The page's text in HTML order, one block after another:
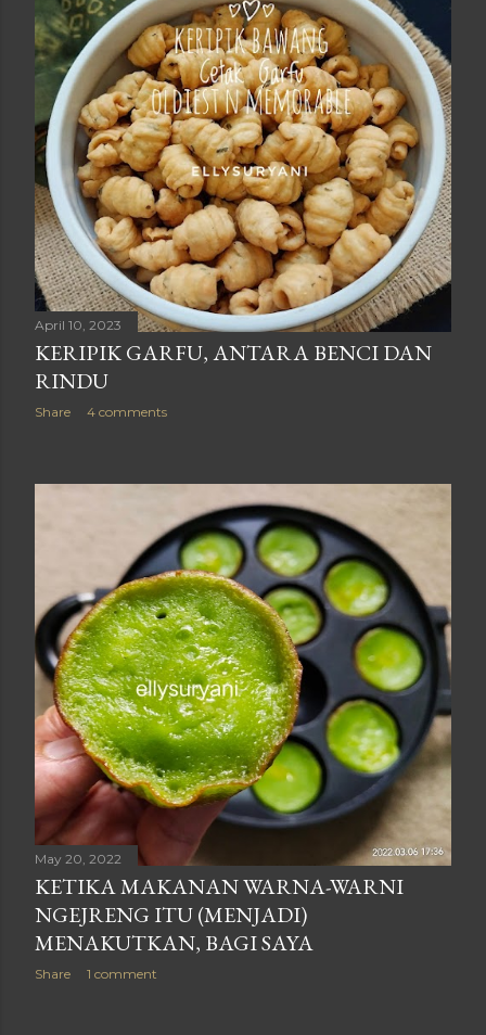
April 10, 2023
KERIPIK GARFU, ANTARA BENCI DAN
RINDU
Share 4 comments
May 20, 2022
KETIKA MAKANAN WARNA-WARNI
NGEJRENG ITU (MENJADI)
MENAKUTKAN, BAGI SAYA
Share 1 comment